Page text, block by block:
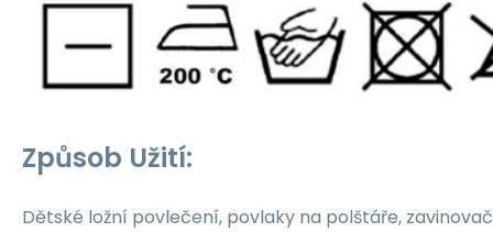
Způsob Užití:
Dětské ložní povlečení, povlaky na polštáře,